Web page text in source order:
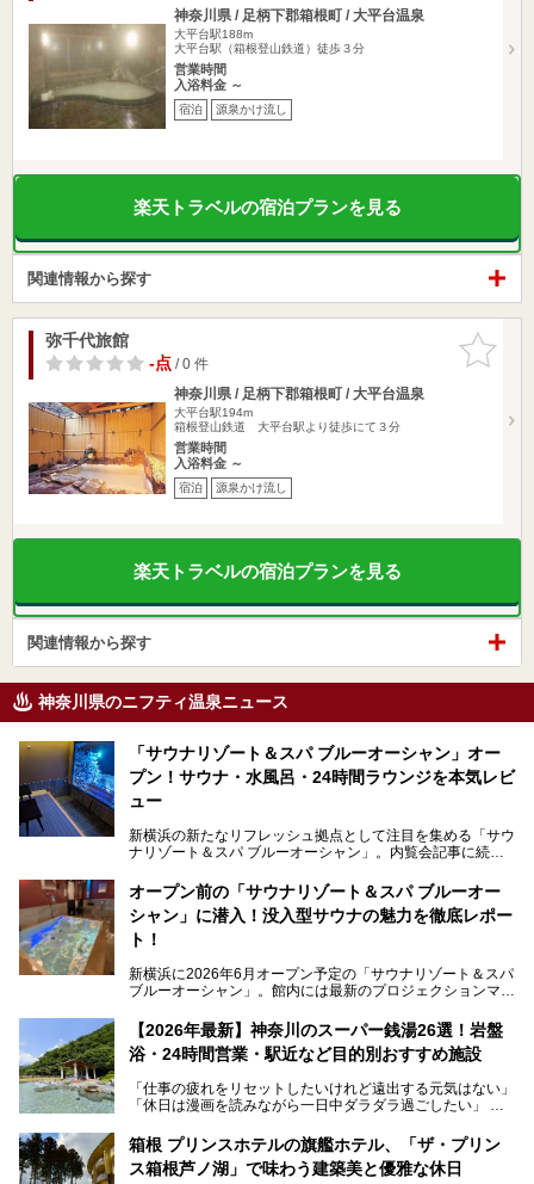
神奈川県 / 足柄下郡箱根町 / 大平台温泉
大平台駅188m
大平台駅（箱根登山鉄道）徒歩３分
営業時間
入浴料金 ～
宿泊 源泉かけ流し
楽天トラベルの宿泊プランを見る
関連情報から探す
お気に入
りに追加
弥千代旅館
-点/ 0 件
神奈川県 / 足柄下郡箱根町 / 大平台温泉
大平台駅194m
箱根登山鉄道 大平台駅より徒歩にて３分
営業時間
入浴料金 ～
宿泊 源泉かけ流し
楽天トラベルの宿泊プランを見る
関連情報から探す
神奈川県のニフティ温泉ニュース
「サウナリゾート＆スパ ブルーオーシャン」オー
プン！サウナ・水風呂・24時間ラウンジを本気レビ
ュー
新横浜の新たなリフレッシュ拠点として注目を集める「サウ
ナリゾート＆スパ ブルーオーシャン」。内覧会記事に続
す。サウナや水風呂の気持ちよさはもちろん、リラックスス
ペースの過ごしやすさまで徹底チェック。新横浜エリアで日
常の疲れをリセットしたい人、ライブやスポーツ観戦遠征組
は必見です。
オープン前の「サウナリゾート＆スパ ブルーオー
シャン」に潜入！没入型サウナの魅力を徹底レポー
ト！
新横浜に2026年6月オープン予定の「サウナリゾート＆スパ
ブルーオーシャン」。館内には最新のプロジェクションマッ
的な“没入感（イマーシブ）”を体験できます。
今回は、そんな大注目の施設に一足先にお邪魔し、その全貌
を見学させていただきました！
サウナ室の中に咲き誇る桜、魚たちが泳ぐ水風呂、そしてバ
リのビーチを思わせる休憩スペース…。驚きの連続だった館
内の様子をレポートします！
【2026年最新】神奈川のスーパー銭湯26選！岩盤
浴・24時間営業・駅近など目的別おすすめ施設
「仕事の疲れをリセットしたいけれど遠出する元気はない」
「休日は漫画を読みながら一日中ダラダラ過ごしたい」
たい」
そんな「癒やされたい」という願いを叶えてくれるのが、神
箱根 プリンスホテルの旗艦ホテル、「ザ・プリン
ス箱根芦ノ湖」で味わう建築美と優雅な休日